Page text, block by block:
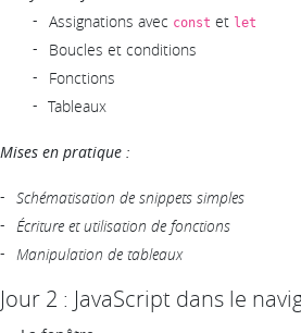
Assignations avec const et let
Boucles et conditions
Fonctions
Tableaux
Mises en pratique :
Schématisation de snippets simples
Écriture et utilisation de fonctions
Manipulation de tableaux
Jour 2 : JavaScript dans le